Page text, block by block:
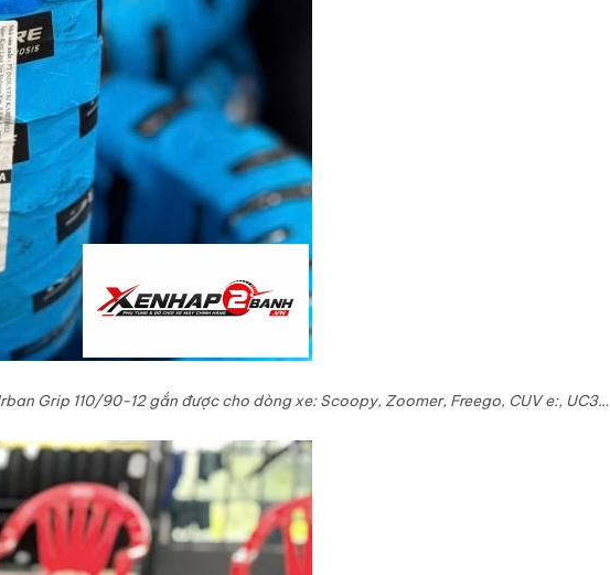
Grip 110/90-12 gắn được cho dòng xe: Scoopy, Zoomer, Freego, CUV e:, UC3…